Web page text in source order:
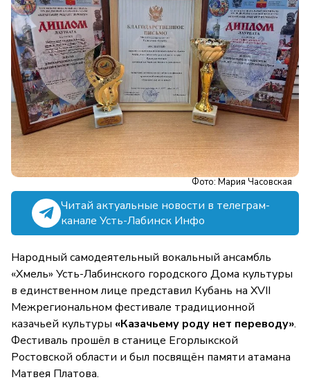
Фото: Мария Часовская
Читай актуальные новости в телеграм-
канале Усть-Лабинск Инфо
Народный самодеятельный вокальный ансамбль
«Хмель» Усть-Лабинского городского Дома культуры
в единственном лице представил Кубань на XVII
Межрегиональном фестивале традиционной
казачьей культуры «Казачьему роду нет переводу».
Фестиваль прошёл в станице Егорлыкской
Ростовской области и был посвящён памяти атамана
Матвея Платова.